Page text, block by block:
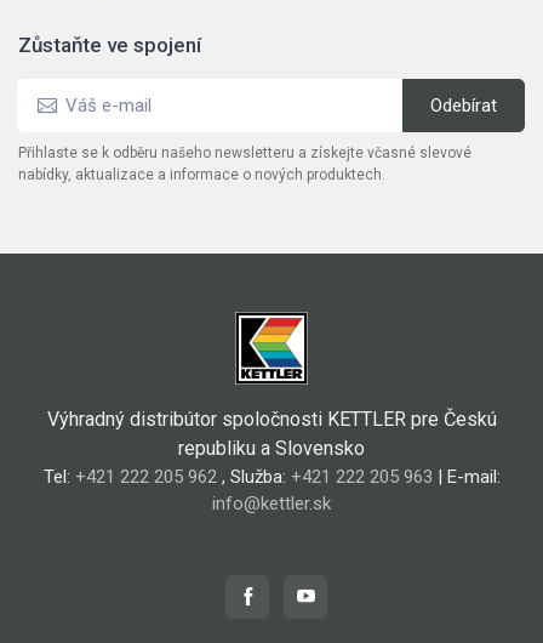
Zůstaňte ve spojení
Přihlaste se k odběru našeho newsletteru a získejte včasné slevové
nabídky, aktualizace a informace o nových produktech.
Výhradný distribútor spoločnosti KETTLER pre Českú
republiku a Slovensko
Tel: +421 222 205 962, Služba: +421 222 205 963 | E-mail:
info@kettler.sk